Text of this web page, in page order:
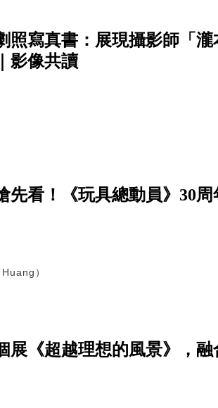
照寫真書：展現攝影師「
影像共讀
先看！《玩具總動員》30周
）
展《超越理想的風景》，